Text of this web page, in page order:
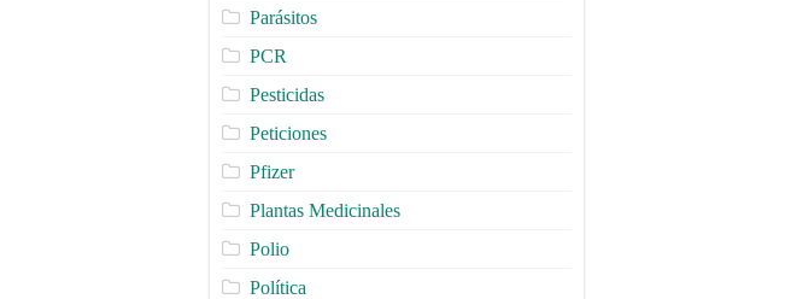
Parásitos
PCR
Pesticidas
Peticiones
Pfizer
Plantas Medicinales
Polio
Política